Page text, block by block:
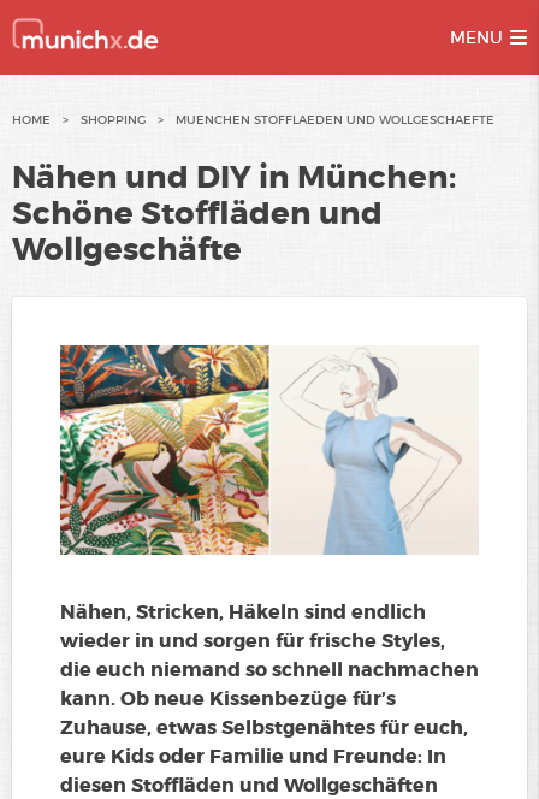
Skip
content
MENU
HOME > SHOPPING > MUENCHEN STOFFLAEDEN UND WOLLGESCHAEFTE
Nähen und DIY in München:
Schöne Stoffläden und
Wollgeschäfte
Nähen, Stricken, Häkeln sind endlich
wieder in und sorgen für frische Styles,
die euch niemand so schnell nachmachen
kann. Ob neue Kissenbezüge für’s
Zuhause, etwas Selbstgenähtes für euch,
eure Kids oder Familie und Freunde: In
diesen Stoffläden und Wollgeschäften